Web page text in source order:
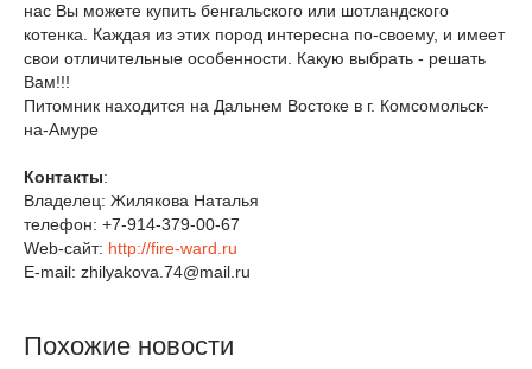
нас Вы можете купить бенгальского или шотландского
котенка. Каждая из этих пород интересна по-своему, и имеет
свои отличительные особенности. Какую выбрать - решать
Вам!!!
Питомник находится на Дальнем Востоке в г. Комсомольск-
на-Амуре
Контакты:
Владелец: Жилякова Наталья
телефон: +7-914-379-00-67
Web-сайт: http://fire-ward.ru
E-mail: zhilyakova.74@mail.ru
Похожие новости